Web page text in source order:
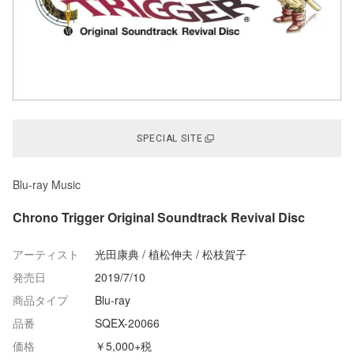
SPECIAL SITE
Blu-ray Music
Chrono Trigger Original Soundtrack Revival Disc
アーティスト
光田康典 / 植松伸夫 / 松枝賀子
発売日
2019/7/10
商品タイプ
Blu-ray
品番
SQEX-20066
価格
￥5,000+税